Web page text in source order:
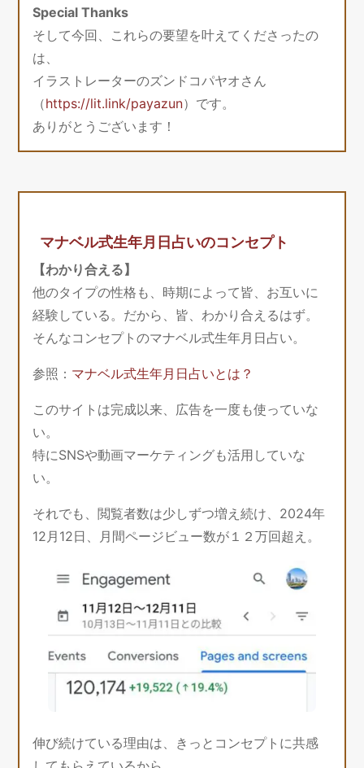
Special Thanks
そして今回、これらの要望を叶えてくださったの
は、
イラストレーターのズンドコパヤオさん
（https://lit.link/payazun）です。
ありがとうございます！
マナベル式生年月日占いのコンセプト
【わかり合える】
他のタイプの性格も、時期によって皆、お互いに
経験している。だから、皆、わかり合えるはず。
そんなコンセプトのマナベル式生年月日占い。
参照： マナベル式生年月日占いとは？
このサイトは完成以来、広告を一度も使っていな
い。
特にSNSや動画マーケティングも活用していな
い。
それでも、閲覧者数は少しずつ増え続け、2024年
12月12日、月間ページビュー数が１２万回超え。
伸び続けている理由は、きっとコンセプトに共感